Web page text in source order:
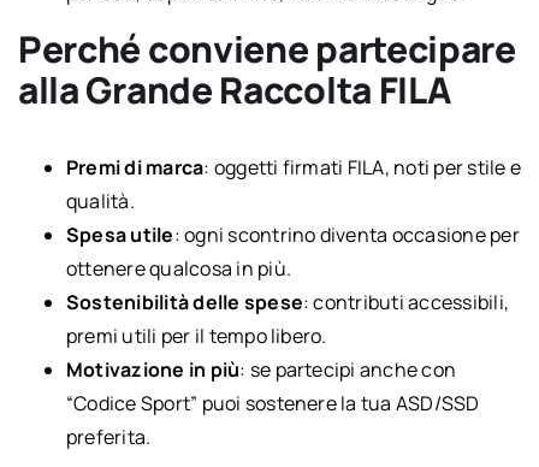
Perché conviene partecipare
alla Grande Raccolta FILA
Premi di marca: oggetti firmati FILA, noti per stile e
qualità.
Spesa utile: ogni scontrino diventa occasione per
ottenere qualcosa in più.
Sostenibilità delle spese: contributi accessibili,
premi utili per il tempo libero.
Motivazione in più: se partecipi anche con
“Codice Sport” puoi sostenere la tua ASD/SSD
preferita.